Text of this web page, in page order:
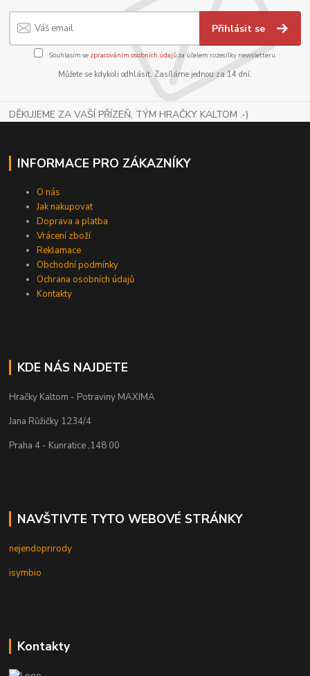
Přihlásit se
Souhlasím se zpracováním osobních údajůza účelem rozesílky newsletteru.
Můžete se kdykoli odhlásit. Zasíláme jednou za 14 dní.
DĚKUJEME ZA VAŠÍ PŘÍZEŇ, TÝM HRAČKY KALTOM .-)
INFORMACE PRO ZÁKAZNÍKY
O nás
Jak nakupovat
Doprava a platba
Vrácení zboží
Reklamace
Obchodní podmínky
Ochrana osobních údajů
Kontakty
KDE NÁS NAJDETE
Hračky Kaltom - Potraviny MAXIMA
Jana Růžičky 1234/4
Praha 4 - Kunratice ,148 00
NAVŠTIVTE TYTO WEBOVÉ STRÁNKY
nejendoprirody
isymbio
Kontakty